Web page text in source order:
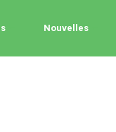
Nouvelles